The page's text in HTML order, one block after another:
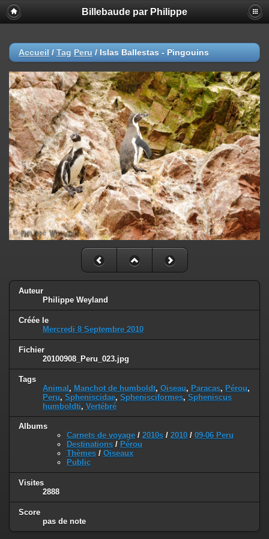
Billebaude par Philippe
Accueil / Tag Peru / Islas Ballestas - Pingouins
Auteur
Philippe Weyland
Créée le
Mercredi 8 Septembre 2010
Fichier
20100908_Peru_023.jpg
Tags
Animal, Manchot de humboldt, Oiseau, Paracas, Pérou,
Peru, Spheniscidae, Sphenisciformes, Spheniscus
humboldti, Vertébré
Albums
Carnets de voyage / 2010s / 2010 / 09-06 Peru
Destinations / Pérou
Thèmes / Oiseaux
Public
Visites
2888
Score
pas de note